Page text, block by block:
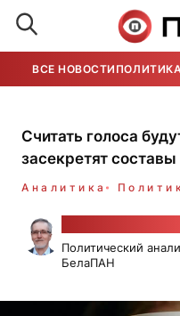
ВСЕ НОВОСТИ
Считать голоса
засекретят
Аналитика
Политический
БелаПАН